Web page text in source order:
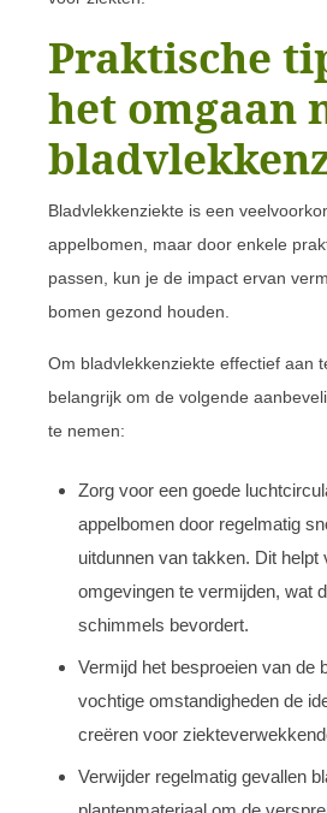
Praktische
het omgaan
Bladvlekkenziekte is een
appelbomen, maar door enkele
passen, kun je de impact ervan
bomen gezond houden.
Om bladvlekkenziekte effectief aan
belangrijk om de volgende
te nemen:
Zorg voor een goede
appelbomen door regelmatig
uitdunnen van takken. Dit helpt
omgevingen te vermijden, wat
schimmels bevordert.
Vermijd het besproeien van de
vochtige omstandigheden de
creëren voor
Verwijder regelmatig gevallen